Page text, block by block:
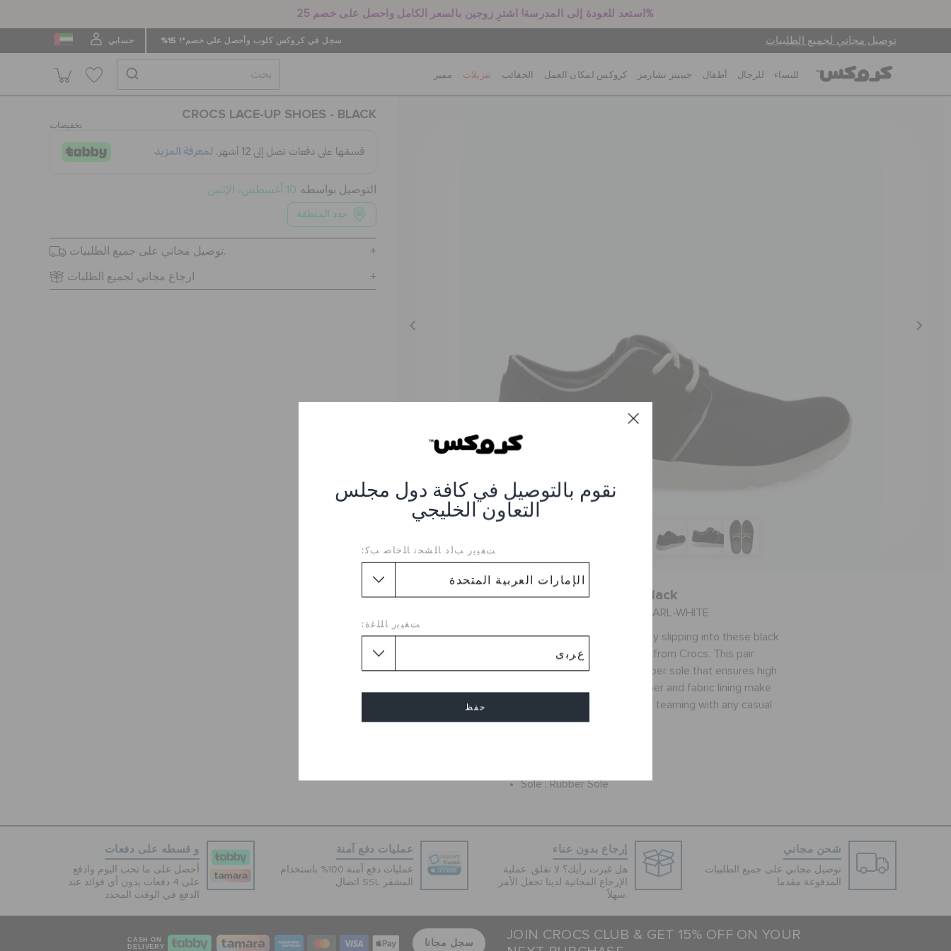
استعد للعودة إلى المدرسة! اشترِ زوجين بالسعر الكامل واحصل على خصم 25%
توصيل مجاني لجميع الطلبيات سجل في كروكس كلوب وأحصل على خصم*! 15% حسابي
نقوم بالتوصيل في كافة دول مجلس
التعاون الخليجي
ﺖﻐﻴﻳﺭ ﺐﻟﺩ ﺎﻠﺸﺤﻧ ﺎﻠﺧﺎﺻ ﺐﻛ:
ﺖﻐﻴﻳﺭ ﺎﻠﻠﻏﺓ:
حفظ
للنساء للرجال أطفال جيبيتز تشارمز كروكس لمكان العمل الحقائب تنزيلات مميز
CROCS LACE-UP SHOES - BLACK
تخفيضات
التوصيل بواسطه 10 أغسطس، الإثنين
حدد المنطقة
توصيل مجاني على جميع الطلبيات.
ارجاع مجاني لجميع الطلبات
Crocs Lace-Up Shoes - Black
العنصر #204223-069-BLACK-PEARL-WHITE
Lend your feet ulterior comfort by slipping into these black
colored low-ankle lace-up shoes from Crocs. This pair
features lace-up closure and rubber sole that ensures high
durability. Further, the leather upper and fabric lining make
these lifestyle shoes suitable for teaming with any casual
outfit.
Sole :Rubber Sole
شحن مجاني
توصيل مجاني على جميع الطلبيات
المدفوعة مقدما
إرجاع بدون عناء
هل غيرت رأيك؟ لا تقلق. عملية
الإرجاع المجانية لدينا تجعل الأمر
سهلاً.
عمليات دفع آمنة
عمليات دفع آمنة 100% باستخدام
اتصال SSL المشفر
و قسطه على دفعات
أحصل على ما تحب اليوم وادفع
على 4 دفعات بدون أي فوائد عند
الدفع في الوقت المحدد
JOIN CROCS CLUB & GET 15% OFF ON YOUR
سجل مجانا
CASH ON
DELIVERY